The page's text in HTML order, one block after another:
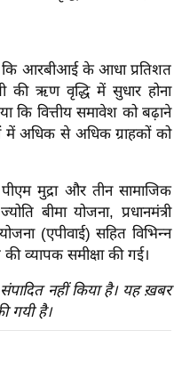
है कि आरबीआई के आधा प्रतिशत
की ऋण वृद्धि में सुधार होना
कि वित्तीय समावेश को बढ़ाने
अधिक से अधिक ग्राहकों को
मुद्रा और तीन सामाजिक
बीमा योजना, प्रधानमंत्री
(एपीवाई) सहित विभिन्न
व्यापक समीक्षा की गई।
नहीं किया है। यह ख़बर
गयी है।